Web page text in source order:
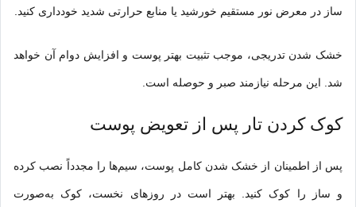
ساز در معرض نور مستقیم خورشید یا منابع حرارتی شدید خودداری کنید.
خشک شدن تدریجی، موجب تثبیت بهتر پوست و افزایش دوام آن خواهد
شد. این مرحله نیازمند صبر و حوصله است.
کوک کردن تار پس از تعویض پوست
پس از اطمینان از خشک شدن کامل پوست، سیم‌ها را مجدداً نصب کرده
و ساز را کوک کنید. بهتر است در روزهای نخست، کوک به‌صورت